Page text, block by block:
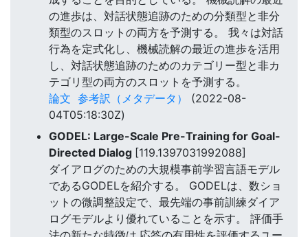
の進歩は、対話状態追跡のための分類型と非分
類型のスロットの両方を予測する。 我々は対話
行為を定式化し、機械読解の最近の進歩を活用
し、対話状態追跡のためのカテゴリー型と非カ
テゴリ型の両方のスロットを予測する。
論文 参考訳（メタデータ）
(2022-08-
04T05:18:30Z)
GODEL: Large-Scale Pre-Training for Goal-
Directed Dialog [119.1397031992088]
ダイアログのための大規模事前学習言語モデル
であるGODELを紹介する。 GODELは、数ショ
ットの微調整設定で、最先端の事前訓練ダイア
ログモデルより優れていることを示す。 評価手